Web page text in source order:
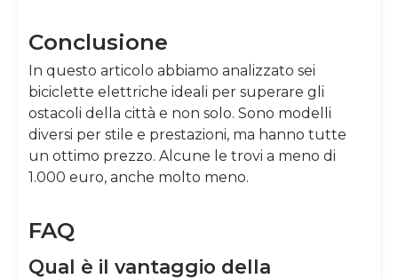
Conclusione
In questo articolo abbiamo analizzato sei
biciclette elettriche ideali per superare gli
ostacoli della città e non solo. Sono modelli
diversi per stile e prestazioni, ma hanno tutte
un ottimo prezzo. Alcune le trovi a meno di
1.000 euro, anche molto meno.
FAQ
Qual è il vantaggio della